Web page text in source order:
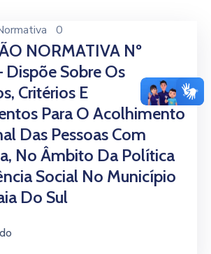
0
NORMATIVA Nº
Sobre Os
Critérios E
Para O Acolhimento
Das Pessoas Com
No Âmbito Da Política
Social No Município
Do Sul